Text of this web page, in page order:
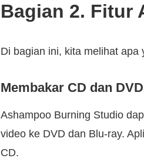
Bagian 2. Fitur
Di bagian ini, kita melihat apa
Membakar CD dan DVD
Ashampoo Burning Studio
video ke DVD dan Blu-ray.
CD.